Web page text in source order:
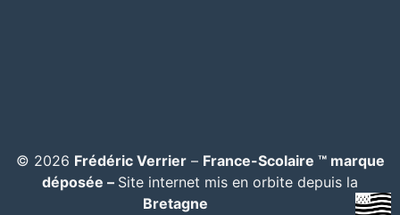
© 2026 Frédéric Verrier– France-Scolaire ™ marque
déposée – Site internet mis en orbite depuis la
Bretagne